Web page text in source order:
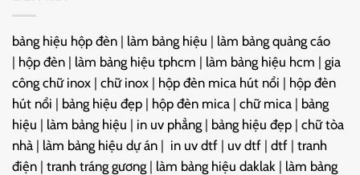
bảng hiệu hộp đèn | làm bảng hiệu | làm bảng quảng cáo
| hộp đèn | làm bảng hiệu tphcm | làm bảng hiệu hcm | gia
công chữ inox | chữ inox | hộp đèn mica hút nổi | hộp đèn
hút nổi | bảng hiệu đẹp | hộp đèn mica | chữ mica | bảng
hiệu | làm bảng hiệu | in uv phẳng | bảng hiệu đẹp | chữ tòa
nhà | làm bảng hiệu dự án | in uv dtf | uv dtf | dtf | tranh
điện | tranh tráng gương | làm bảng hiệu daklak | làm bảng